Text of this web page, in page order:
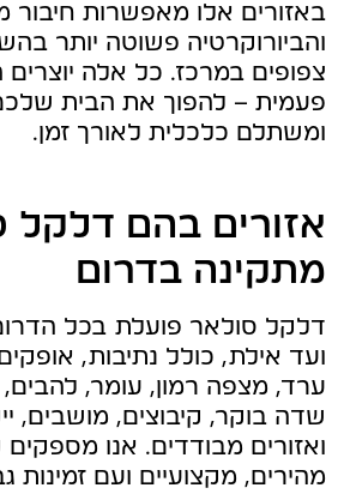
באזורים אלו מאפשרות חיבור
והביורוקרטיה פשוטה יותר
צפופים במרכז. כל אלה
פעמית – להפוך את הבית שלכם
ומשתלם כלכלית לאורך זמן.
אזורים בהם דלקל
מתקינה בדרום
דלקל סולאר פועלת בכל
ועד אילת, כולל נתיבות,
ערד, מצפה רמון, עומר,
שדה בוקר, קיבוצים, מושבים,
ואזורים מבודדים. אנו
מהירים, מקצועיים ועם זמינות